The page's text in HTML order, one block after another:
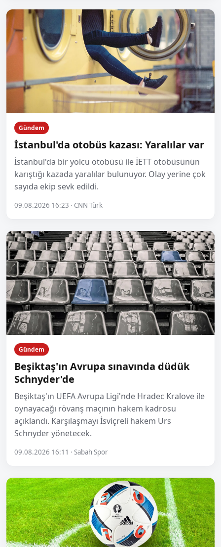
Gündem
İstanbul'da otobüs kazası: Yaralılar var
İstanbul'da bir yolcu otobüsü ile İETT otobüsünün
karıştığı kazada yaralılar bulunuyor. Olay yerine çok
sayıda ekip sevk edildi.
09.08.2026 16:23 · CNN Türk
Gündem
Beşiktaş'ın Avrupa sınavında düdük
Schnyder'de
Beşiktaş'ın UEFA Avrupa Ligi'nde Hradec Kralove ile
oynayacağı rövanş maçının hakem kadrosu
açıklandı. Karşılaşmayı İsviçreli hakem Urs
Schnyder yönetecek.
09.08.2026 16:11 · Sabah Spor